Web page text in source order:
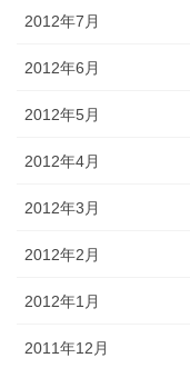
2012年7月
2012年6月
2012年5月
2012年4月
2012年3月
2012年2月
2012年1月
2011年12月